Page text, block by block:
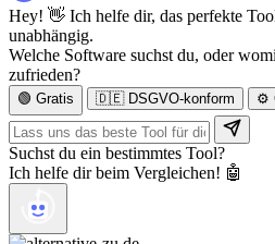
Hey! 👋 Ich helfe dir, das perfekte
unabhängig.
Welche Software suchst du, oder
zufrieden?
🟢 Gratis 🇩🇪 DSGVO-konform ⚙️
Suchst du ein bestimmtes Tool?
Ich helfe dir beim Vergleichen! 🤖